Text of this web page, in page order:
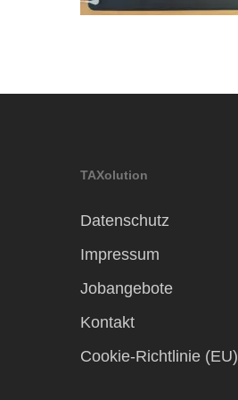
TAXolution
Datenschutz
Impressum
Jobangebote
Kontakt
Cookie-Richtlinie (EU)